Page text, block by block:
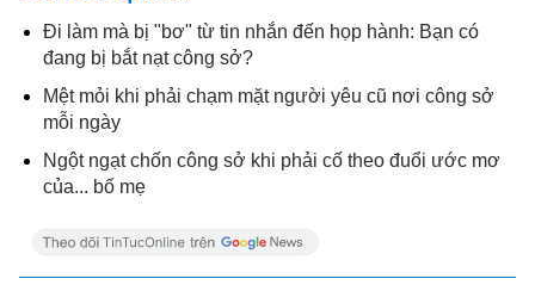
Đi làm mà bị "bơ" từ tin nhắn đến họp hành: Bạn có
đang bị bắt nạt công sở?
Mệt mỏi khi phải chạm mặt người yêu cũ nơi công sở
mỗi ngày
Ngột ngạt chốn công sở khi phải cố theo đuổi ước mơ
của... bố mẹ